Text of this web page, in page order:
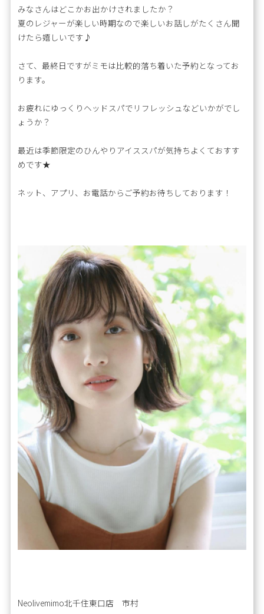
みなさんはどこかお出かけされましたか？
夏のレジャーが楽しい時期なので楽しいお話しがたくさん聞
けたら嬉しいです♪
さて、最終日ですがミモは比較的落ち着いた予約となってお
ります。
お疲れにゆっくりヘッドスパでリフレッシュなどいかがでし
ょうか？
最近は季節限定のひんやりアイススパが気持ちよくておすす
めです★
ネット、アプリ、お電話からご予約お待ちしております！
Neolivemimo北千住東口店 市村